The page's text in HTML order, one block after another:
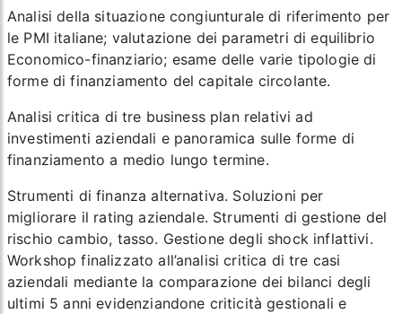
Analisi della situazione congiunturale di riferimento per
le PMI italiane; valutazione dei parametri di equilibrio
Economico-finanziario; esame delle varie tipologie di
forme di finanziamento del capitale circolante.
Analisi critica di tre business plan relativi ad
investimenti aziendali e panoramica sulle forme di
finanziamento a medio lungo termine.
Strumenti di finanza alternativa. Soluzioni per
migliorare il rating aziendale. Strumenti di gestione del
rischio cambio, tasso. Gestione degli shock inflattivi.
Workshop finalizzato all’analisi critica di tre casi
aziendali mediante la comparazione dei bilanci degli
ultimi 5 anni evidenziandone criticità gestionali e